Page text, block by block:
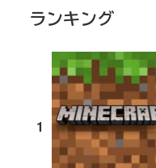
ランキング
1